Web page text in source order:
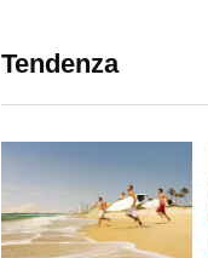
Tendenza